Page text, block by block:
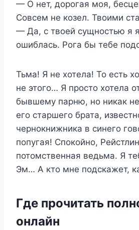
— О нет, дорогая моя,
Совсем не козел. Твоими
— Да, с твоей сущностью я
ошиблась. Рога бы тебе
Тьма! Я не хотела! То есть
не этого… Я просто хотела
бывшему парню, но никак
его старшего брата,
чернокнижника в синего
попугая! Спокойно,
потомственная ведьма. Я
Эм… А кто мне подскажет,
Где прочитать
онлайн